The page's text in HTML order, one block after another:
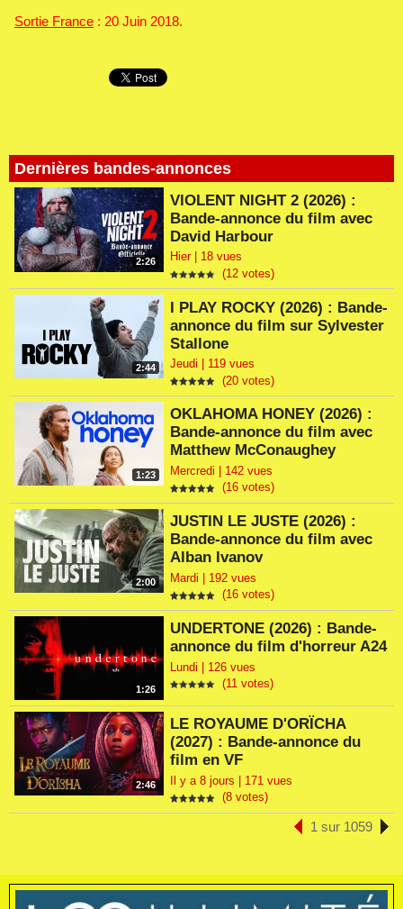
Dernières bandes-annonces
2:26
VIOLENT NIGHT 2 (2026) :
Bande-annonce du film avec
David Harbour
Hier | 18 vues
(12 votes)
2:44
I PLAY ROCKY (2026) : Bande-
annonce du film sur Sylvester
Stallone
Jeudi | 119 vues
(20 votes)
1:23
OKLAHOMA HONEY (2026) :
Bande-annonce du film avec
Matthew McConaughey
Mercredi | 142 vues
(16 votes)
2:00
JUSTIN LE JUSTE (2026) :
Bande-annonce du film avec
Alban Ivanov
Mardi | 192 vues
(16 votes)
1:26
UNDERTONE (2026) : Bande-
annonce du film d'horreur A24
Lundi | 126 vues
(11 votes)
2:46
LE ROYAUME D'ORÏCHA
(2027) : Bande-annonce du
film en VF
Il y a 8 jours | 171 vues
(8 votes)
1 sur 1059
Sortie France : 20 Juin 2018.